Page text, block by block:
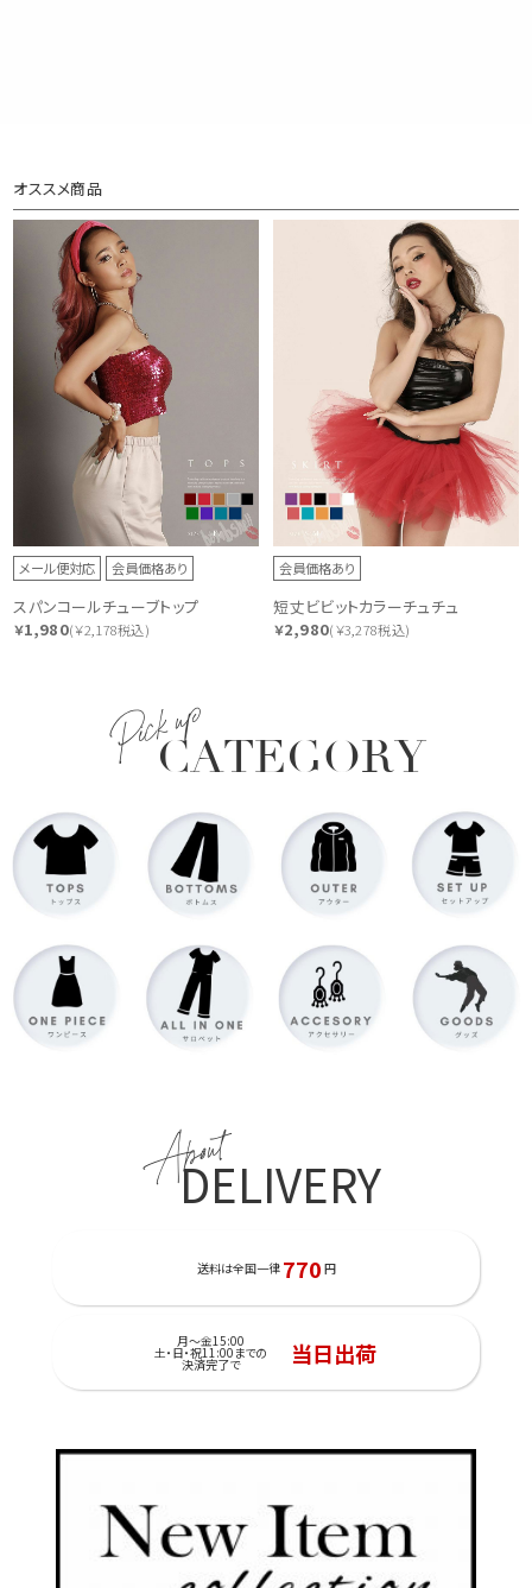
オススメ商品
メール便対応 会員価格あり
スパンコールチューブトップ
￥1,980(￥2,178税込)
会員価格あり
短丈ビビットカラーチュチュ
￥2,980(￥3,278税込)
Pick upCATEGORY
About
DELIVERY
送料は全国一律 770 円
月～金15:00
土・日・祝11:00までの
決済完了で 当日出荷